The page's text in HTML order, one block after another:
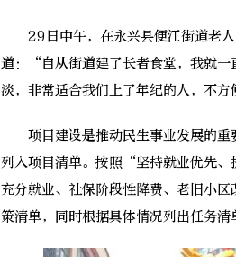
29日中午，在永兴县便江街道老人
道：“自从街道建了长者食堂，我就一
淡，非常适合我们上了年纪的人，不
项目建设是推动民生事业发展的重
列入项目清单。按照“坚持就业优先
充分就业、社保阶段性降费、老旧小
策清单，同时根据具体情况列出任务清